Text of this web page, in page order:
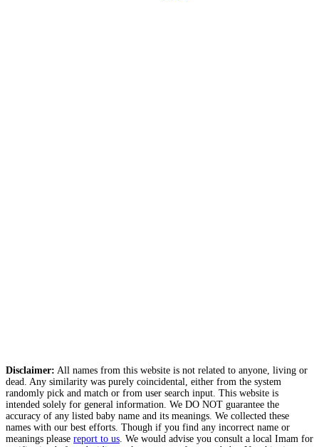
Disclaimer: All names from this website is not related to anyone, living or
dead. Any similarity was purely coincidental, either from the system
randomly pick and match or from user search input. This website is
intended solely for general information. We DO NOT guarantee the
accuracy of any listed baby name and its meanings. We collected these
names with our best efforts. Though if you find any incorrect name or
meanings please report to us . We would advise you consult a local Imam for